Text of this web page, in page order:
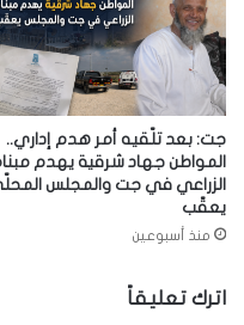
جت: بعد تلّقيه أمر هدم إداري..
المواطن جهاد شرقية يهدم
الزراعي في جت والمجلس
يعقّب
منذ أسبوعين
اترك تعليقاً